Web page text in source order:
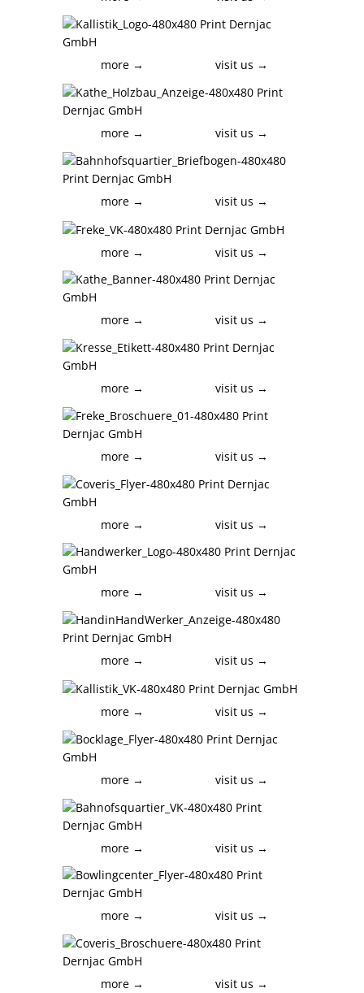
more → visit us →
more → visit us →
more → visit us →
more → visit us →
more → visit us →
more → visit us →
more → visit us →
more → visit us →
more → visit us →
more → visit us →
more → visit us →
more → visit us →
more → visit us →
more → visit us →
more → visit us →